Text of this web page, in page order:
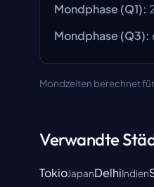
Mondphase (Q1):
Mondphase (Q3):
Mondzeiten berechnet
Verwandte
TokioJapanDelhiIndien